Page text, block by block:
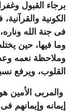
برجاء القبول
الكونية
فى جنة الله
وما فيها، حين
وملاحظة نعمه
القلوب، ويرفع
والمربى الأمين
إيمانه